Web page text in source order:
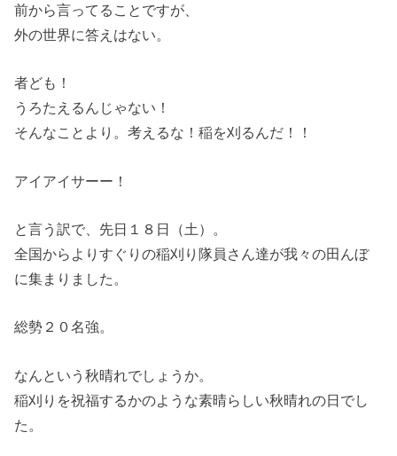
前から言ってることですが、
外の世界に答えはない。
者ども！
うろたえるんじゃない！
そんなことより。考えるな！稲を刈るんだ！！
アイアイサーー！
と言う訳で、先日１８日（土）。
全国からよりすぐりの稲刈り隊員さん達が我々の田んぼ
に集まりました。
総勢２０名強。
なんという秋晴れでしょうか。
稲刈りを祝福するかのような素晴らしい秋晴れの日でし
た。